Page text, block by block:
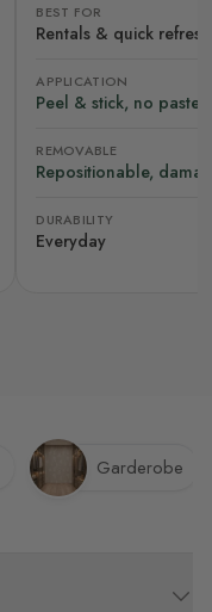
BEST FOR
Rentals & quick
APPLICATION
Peel & stick, no paste
REMOVABLE
Repositionable,
DURABILITY
Everyday
Garderobe